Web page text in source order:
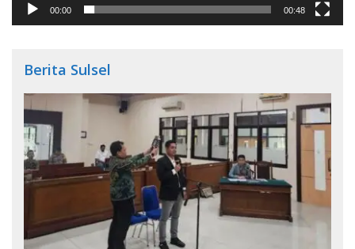
00:00 00:48
Berita Sulsel